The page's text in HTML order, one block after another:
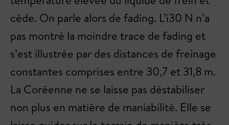
cède. On parle alors de fading. L’i30 N n’a
pas montré la moindre trace de fading et
s’est illustrée par des distances de freinage
constantes comprises entre 30,7 et 31,8 m.
La Coréenne ne se laisse pas déstabiliser
non plus en matière de maniabilité. Elle se